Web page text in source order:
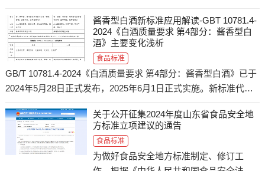
（国卫办食品发〔2024〕4 号酱香型白酒新标准应用解读-GBT 10781.4-
2024《白酒质量要求 第4部分：酱香型白
酒》主要变化浅析
食品标准
GB/T 10781.4-2024《白酒质量要求 第4部分：酱香型白酒》已于
2024年5月28日正式发布，2025年6月1日正式实施。新标准代替
为第一次修订，修订变化内容较多。关于公开征集2024年度山东省食品安全地
方标准立项建议的通告
食品标准
为做好食品安全地方标准制定、修订工